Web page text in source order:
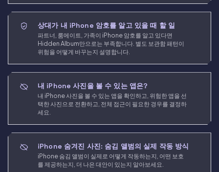
상대가 내 iPhone 암호를 알고 있을 때 할 일
파트너, 룸메이트, 가족이 iPhone 암호를 알고 있다면
Hidden Album만으로는 부족합니다. 별도 보관함 패턴이
위험을 어떻게 바꾸는지 설명합니다.
내 iPhone 사진을 볼 수 있는 앱은?
내 iPhone 사진을 볼 수 있는 앱을 확인하고, 위험한 앱을 선
택한 사진으로 전환하고, 전체 접근이 필요한 경우를 결정하
세요.
iPhone 숨겨진 사진: 숨김 앨범의 실제 작동 방식
iPhone 숨김 앨범이 실제로 어떻게 작동하는지, 어떤 보호
를 제공하는지, 더 나은 대안이 있는지 알아보세요.